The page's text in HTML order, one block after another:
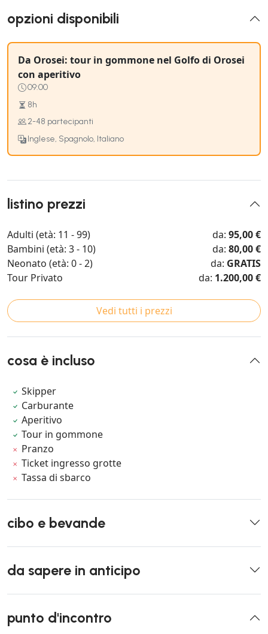
opzioni disponibili
Da Orosei: tour in gommone nel Golfo di Orosei
con aperitivo
09:00
8h
2-48 partecipanti
Inglese, Spagnolo, Italiano
listino prezzi
Adulti (età: 11 - 99) da: 95,00 €
Bambini (età: 3 - 10)
da: 80,00 €
Neonato (età: 0 - 2)
da: GRATIS
Tour Privato
da: 1.200,00 €
Vedi tutti i prezzi
cosa è incluso
Skipper
Carburante
Aperitivo
Tour in gommone
Pranzo
Ticket ingresso grotte
Tassa di sbarco
cibo e bevande
da sapere in anticipo
punto d'incontro